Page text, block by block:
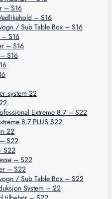
– S16
– S16
/ Sub Table Box – S16
S16
– S16
S16
system 22
Extreme 8.7 – S22
8.7 PLUS S22
22
S22
S22
– S22
– S22
/ Sub Table Box – S22
System – 22